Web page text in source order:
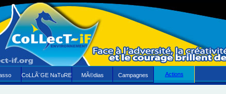
CoLLÃ¨GE NaTuRE MÃ©dias Campagnes Actions